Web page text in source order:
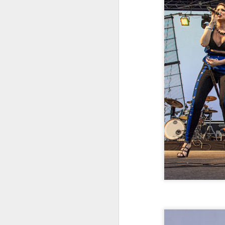
popis 24 finalista glazbenog
natjecanja Dora 2026, koje će se
ove godine održati u veljači u
Zagrebu. Stručni žiri HRT-a,
sastavljen od uglednih glazbenika,
producenata i urednika, iz
rekordnih 251 pristigle
prijave odabrao je pjesme koje će
se natjecati za odlazak
na natjecanje za pjesmu